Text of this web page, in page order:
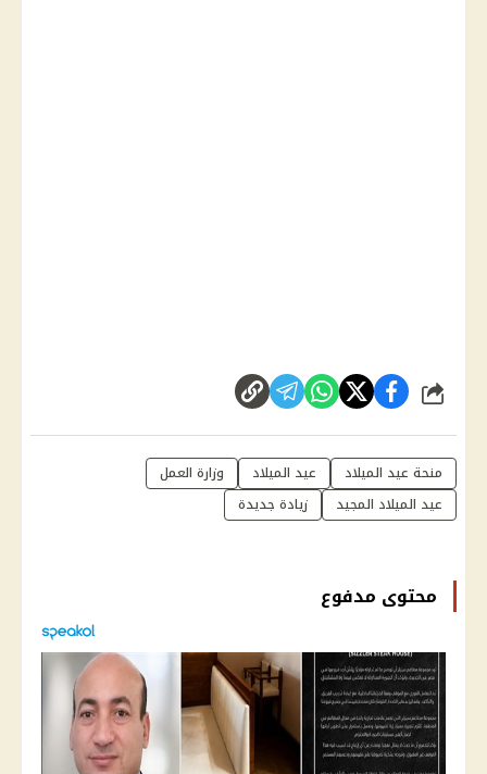
شارك
منحة عيد الميلاد عيد الميلاد
وزارة العمل
عيد الميلاد المجيد
زيادة جديدة
محتوى مدفوع